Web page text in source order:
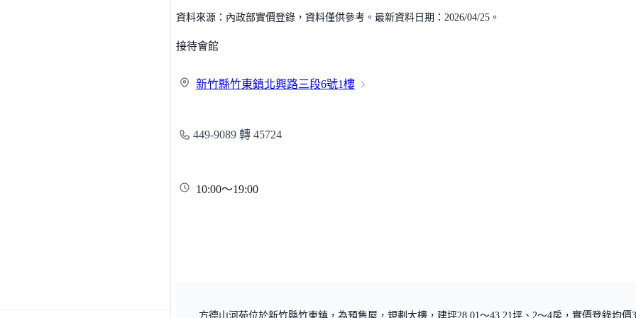
資料來源：內政部實價登錄，資料僅供參考。最新資料日期：2026/04/25。
接待會館
新竹縣竹東鎮北興路三段6號1樓
449-9089 轉 45724
10:00～19:00
方德山河苑位於新竹縣竹東鎮，為預售屋，規劃大樓，建坪28.01～43.21坪、2～4房，實價登錄均價